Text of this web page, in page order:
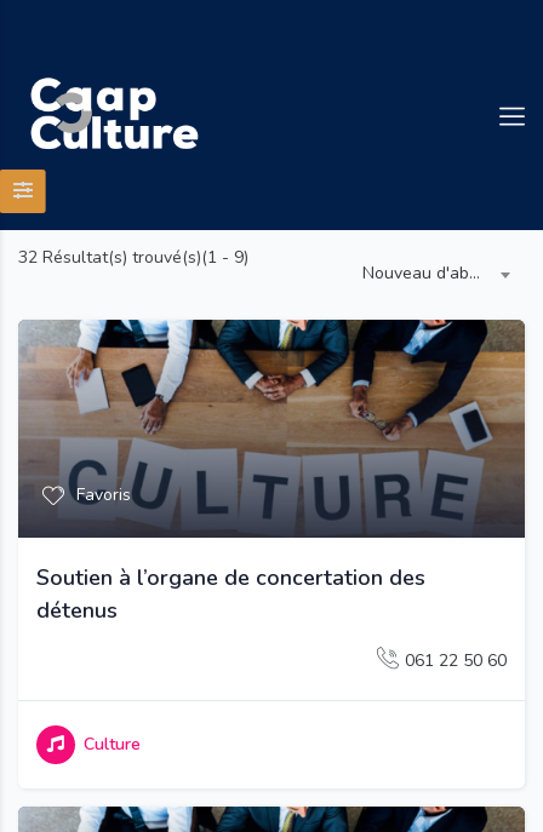
32 Résultat(s) trouvé(s)(1 - 9)
Nouveau d'abord
Favoris
Soutien à l’organe de concertation des
détenus
061 22 50 60
Culture